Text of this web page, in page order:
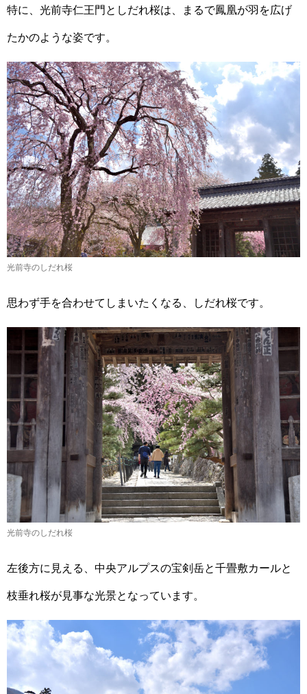
特に、光前寺仁王門としだれ桜は、まるで鳳凰が羽を広げ
たかのような姿です。
光前寺のしだれ桜
思わず手を合わせてしまいたくなる、しだれ桜です。
光前寺のしだれ桜
左後方に見える、中央アルプスの宝剣岳と千畳敷カールと
枝垂れ桜が見事な光景となっています。